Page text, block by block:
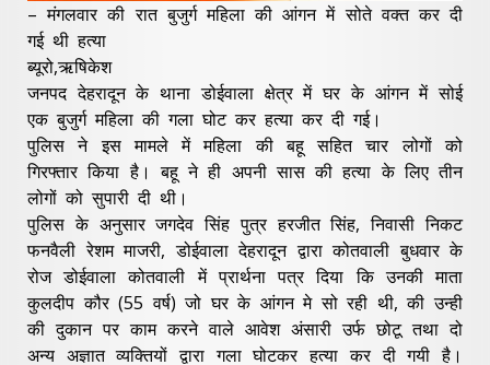
– मंगलवार की रात बुजुर्ग महिला की आंगन में सोते वक्त कर दी
गई थी हत्या
ब्यूरो,ऋषिकेश
जनपद देहरादून के थाना डोईवाला क्षेत्र में घर के आंगन में सोई
एक बुजुर्ग महिला की गला घोट कर हत्या कर दी गई।
पुलिस ने इस मामले में महिला की बहू सहित चार लोगों को
गिरफ्तार किया है। बहू ने ही अपनी सास की हत्या के लिए तीन
लोगों को सुपारी दी थी।
पुलिस के अनुसार जगदेव सिंह पुत्र हरजीत सिंह, निवासी निकट
फनवैली रेशम माजरी, डोईवाला देहरादून द्वारा कोतवाली बुधवार के
रोज डोईवाला कोतवाली में प्रार्थना पत्र दिया कि उनकी माता
कुलदीप कौर (55 वर्ष) जो घर के आंगन मे सो रही थी, की उन्ही
की दुकान पर काम करने वाले आवेश अंसारी उर्फ छोटू तथा दो
अन्य अज्ञात व्यक्तियों द्वारा गला घोटकर हत्या कर दी गयी है।